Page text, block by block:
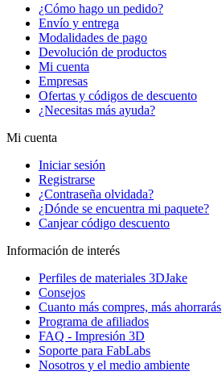
¿Cómo hago un pedido?
Envío y entrega
Modalidades de pago
Devolución de productos
Mi cuenta
Empresas
Ofertas y códigos de descuento
¿Necesitas más ayuda?
Mi cuenta
Iniciar sesión
Registrarse
¿Contraseña olvidada?
¿Dónde se encuentra mi paquete?
Canjear código descuento
Información de interés
Perfiles de materiales 3DJake
Consejos
Cuanto más compres, más ahorrarás
Programa de afiliados
FAQ - Impresión 3D
Soporte para FabLabs
Nosotros y el medio ambiente